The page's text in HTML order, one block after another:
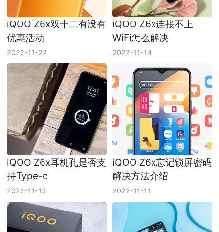
iQOO Z6x双十二有没有
优惠活动
2022-11-22
iQOO Z6x连接不上
WiFi怎么解决
2022-11-14
iQOO Z6x耳机孔是否支
持Type-c
2022-11-13
iQOO Z6x忘记锁屏密码
解决方法介绍
2022-11-11